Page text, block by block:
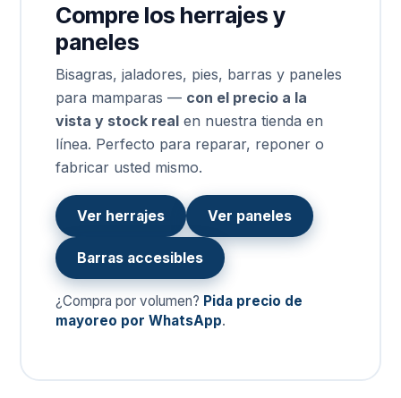
Compre los herrajes y
paneles
Bisagras, jaladores, pies, barras y paneles
para mamparas — con el precio a la
vista y stock real en nuestra tienda en
línea. Perfecto para reparar, reponer o
fabricar usted mismo.
Ver herrajes Ver paneles
Barras accesibles
¿Compra por volumen? Pida precio de
mayoreo por WhatsApp.